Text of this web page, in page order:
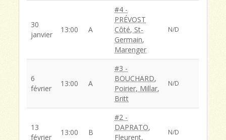
30
janvier
13:00 A
#4 -
PRÉVOST
Côté, St-
Germain,
Marenger
N/D
6
février
13:00 A
#3 -
BOUCHARD,
Poirier, Millar,
Britt
N/D
13
février
13:00 B
#2 -
DAPRATO,
Fleurent,
N/D